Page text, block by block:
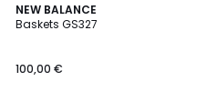
NEW BALANCE
Baskets GS327
100,00 €
4,3
/ 5